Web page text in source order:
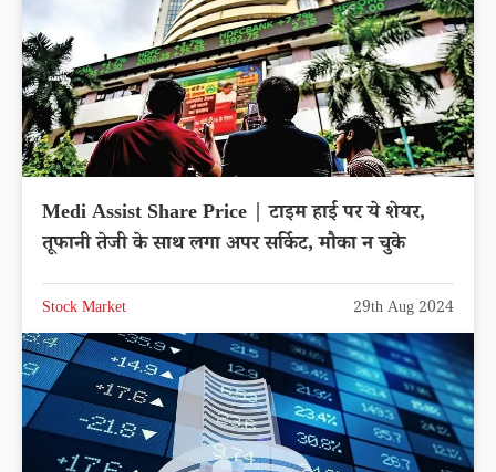
Medi Assist Share Price | टाइम हाई पर ये शेयर,
तूफानी तेजी के साथ लगा अपर सर्किट, मौका न चुके
Stock Market 29th Aug 2024